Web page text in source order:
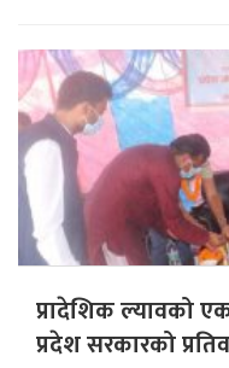
प्रादेशिक ल्यावको
प्रदेश सरकारको